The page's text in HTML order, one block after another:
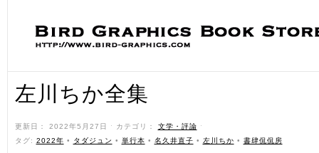
左川ちか全集
更新日： 2022年5月27日 ˑ カテゴリ： 文学・評論 ˑ
タグ: 2022年 • タダジュン • 単行本 • 名久井直子 • 左川ちか • 書肆侃侃房